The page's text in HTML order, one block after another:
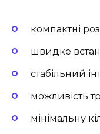
компактні
швидке
стабільний
можливість
мінімальну